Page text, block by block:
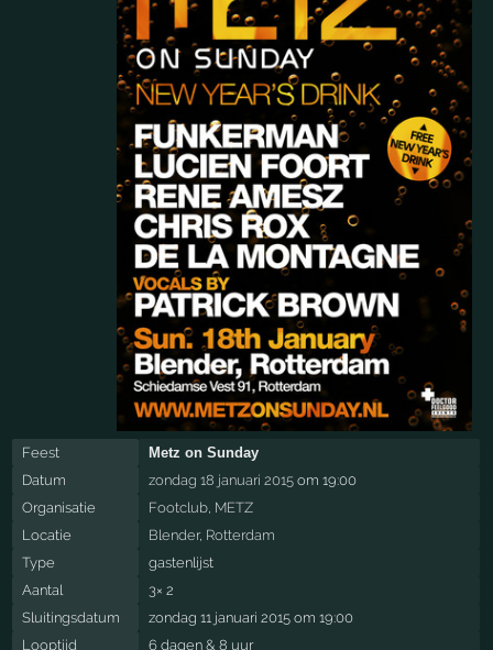
Feest
Metz on Sunday
Datum
zondag 18 januari 2015om 19:00
Organisatie
Footclub, METZ
Locatie
Blender, Rotterdam
Type
gastenlijst
Aantal
3× 2
Sluitingsdatum
zondag 11 januari 2015 om 19:00
Looptijd
6 dagen & 8 uur